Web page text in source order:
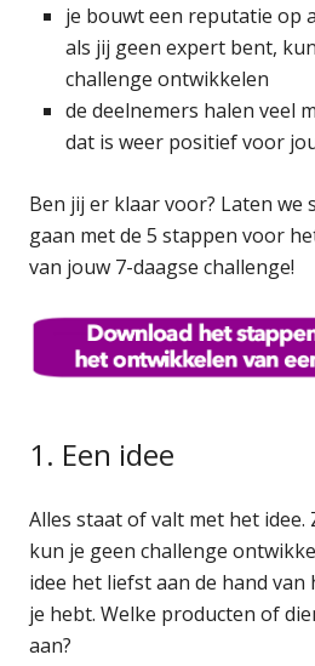
je bouwt een reputatie op
als jij geen expert bent,
challenge ontwikkelen
de deelnemers halen veel
dat is weer positief voor
Ben jij er klaar voor? Laten we
gaan met de 5 stappen voor
van jouw 7-daagse challenge!
1. Een idee
Alles staat of valt met het idee.
kun je geen challenge
idee het liefst aan de hand van
je hebt. Welke producten of
aan?